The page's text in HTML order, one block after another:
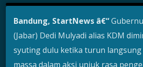
Bandung, StartNews â€“
(Jabar) Dedi Mulyadi alias KDM
syuting dulu ketika turun
massa dalam aksi unjuk rasa